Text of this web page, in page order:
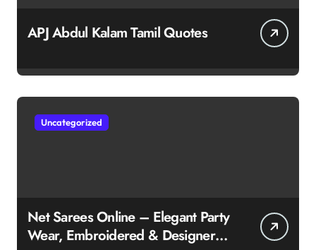
APJ Abdul Kalam Tamil Quotes
Uncategorized
Net Sarees Online – Elegant Party
Wear, Embroidered & Designer